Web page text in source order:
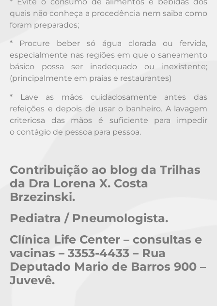
quais não conheça a procedência nem saiba como
foram preparados;
* Procure beber só água clorada ou fervida,
especialmente nas regiões em que o saneamento
básico possa ser inadequado ou inexistente;
(principalmente em praias e restaurantes)
* Lave as mãos cuidadosamente antes das
refeições e depois de usar o banheiro. A lavagem
criteriosa das mãos é suficiente para impedir
o contágio de pessoa para pessoa.
Contribuição ao blog da Trilhas
da Dra Lorena X. Costa
Brzezinski.
Pediatra / Pneumologista.
Clínica Life Center – consultas e
vacinas – 3353-4433 – Rua
Deputado Mario de Barros 900 –
Juvevê.